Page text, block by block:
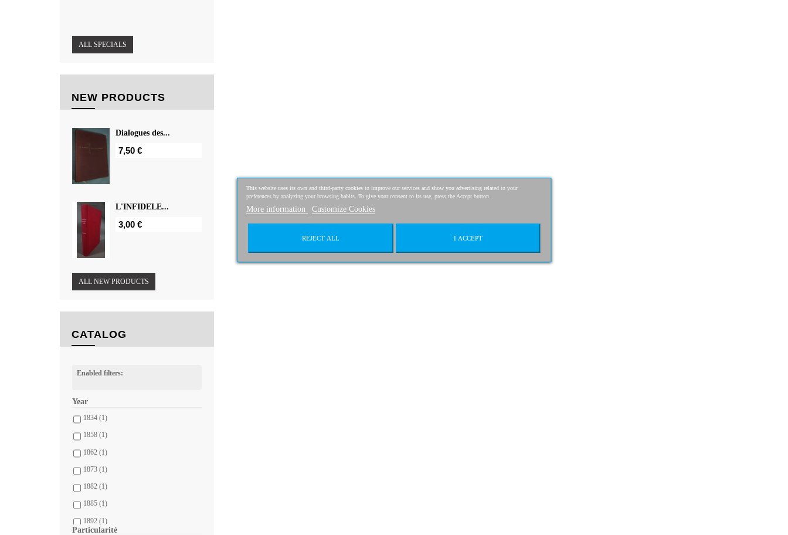
ALL SPECIALS
NEW PRODUCTS
Dialogues des...
7,50 €
L'INFIDELE...
3,00 €
ALL NEW PRODUCTS
CATALOG
Enabled filters:
Year
1834 (1)
1858 (1)
1862 (1)
1873 (1)
1882 (1)
1885 (1)
1892 (1)
Particularité
This website uses its own and third-party cookies to improve our services and show you advertising related to your
preferences by analyzing your browsing habits. To give your consent to its use, press the Accept button.
More information Customize Cookies
REJECT ALL I ACCEPT